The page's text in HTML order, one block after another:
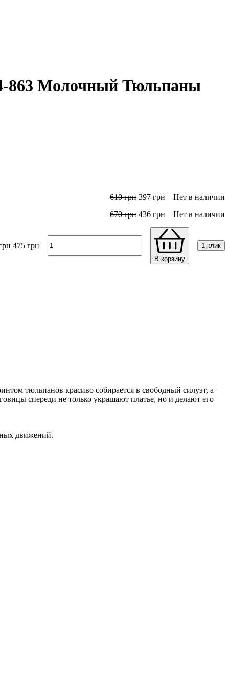
863 Молочный Тюльпаны
610грн 397 грн
Нет в наличии
670грн 436 грн Нет в наличии
475 грн
В корзину
1 клик
тюльпанов красиво собирается в свободный силуэт, а
спереди не только украшают платье, но и делают его
движений.